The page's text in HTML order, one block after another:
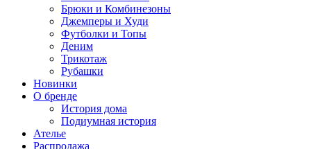
Брюки и Комбинезоны
Джемперы и Худи
Футболки и Топы
Деним
Трикотаж
Рубашки
Новинки
О бренде
История дома
Подиумная история
Ателье
Распродажа